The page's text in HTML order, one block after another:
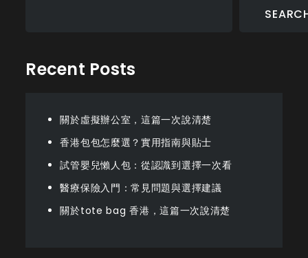
Recent Posts
關於虛擬辦公室，這篇一次說清楚
香港包包怎麼選？實用指南與貼士
試管嬰兒懶人包：從認識到選擇一次看
醫療保險入門：常見問題與選擇建議
關於tote bag 香港，這篇一次說清楚